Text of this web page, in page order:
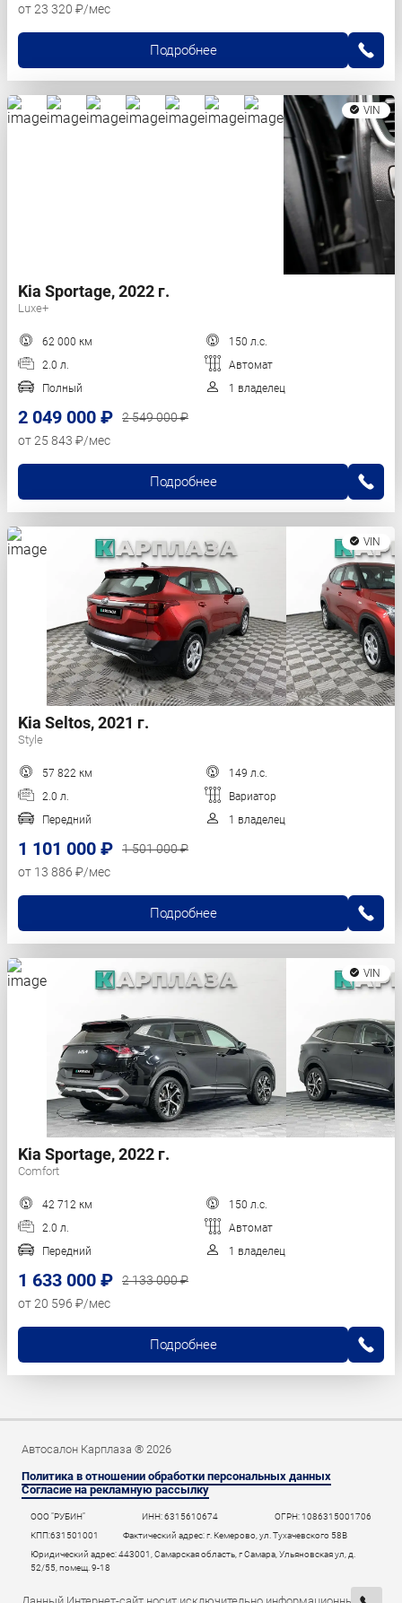
от 23 320 ₽/мес
Подробнее
VIN
Kia Sportage, 2022 г.
Luxe+
62 000 км
150 л.с.
2.0 л.
Автомат
Полный
1 владелец
2 049 000 ₽
2 549 000 ₽
от 25 843 ₽/мес
Подробнее
VIN
Kia Seltos, 2021 г.
Style
57 822 км
149 л.с.
2.0 л.
Вариатор
Передний
1 владелец
1 101 000 ₽
1 501 000 ₽
от 13 886 ₽/мес
Подробнее
VIN
Kia Sportage, 2022 г.
Comfort
42 712 км
150 л.с.
2.0 л.
Автомат
Передний
1 владелец
1 633 000 ₽
2 133 000 ₽
от 20 596 ₽/мес
Подробнее
Автосалон Карплаза ® 2026
Политика в отношении обработки персональных данных
Согласие на рекламную рассылку
ООО "РУБИН" ИНН: 6315610674
ОГРН: 1086315001706
КПП:631501001
Фактический адрес: г. Кемерово, ул. Тухачевского 58В
Юридический адрес: 443001, Самарская область, г Самара, Ульяновская ул, д.
52/55, помещ. 9-18